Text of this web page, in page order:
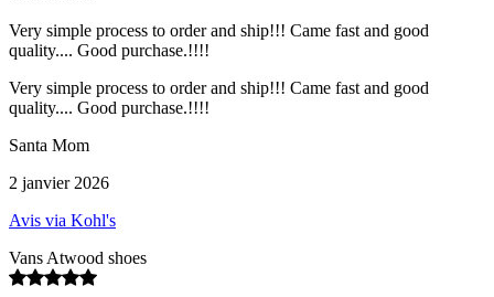
Very simple process to order and ship!!! Came fast and good
quality.... Good purchase.!!!!
Very simple process to order and ship!!! Came fast and good
quality.... Good purchase.!!!!
Santa Mom
2 janvier 2026
Avis via Kohl's
Vans Atwood shoes